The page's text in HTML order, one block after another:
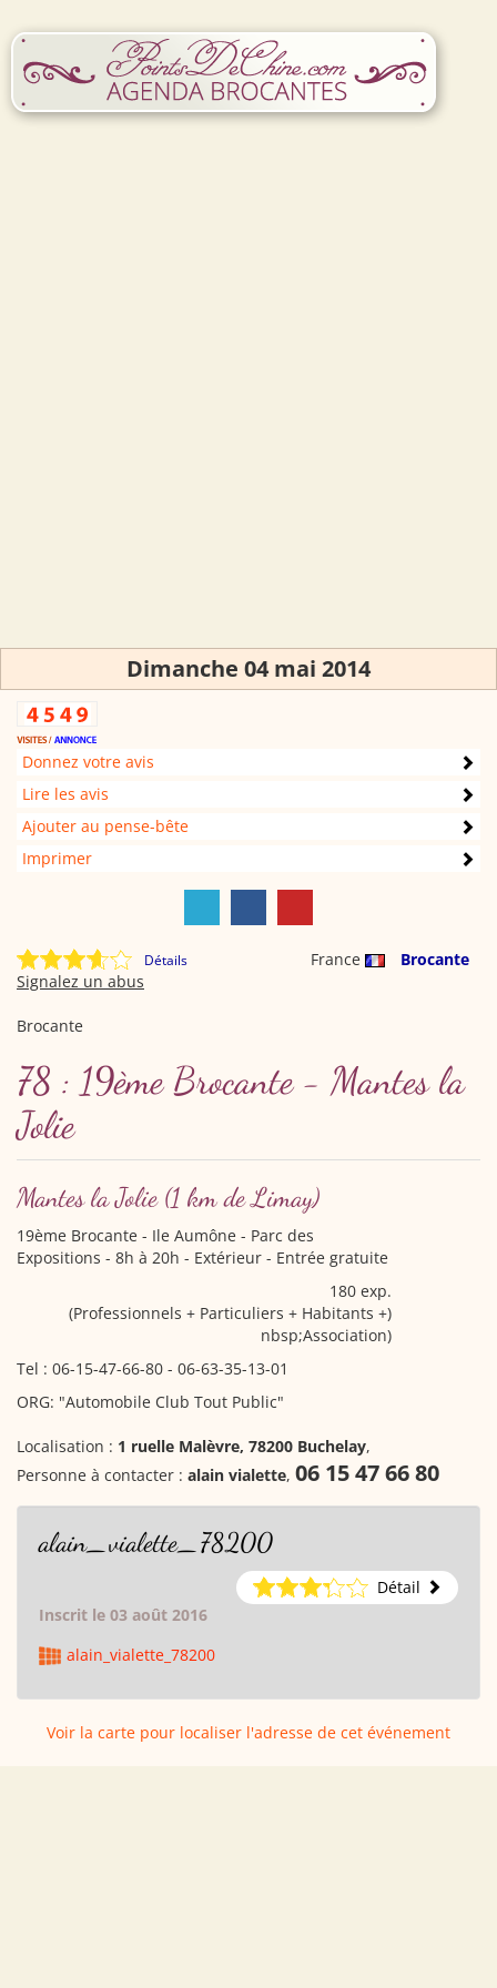
Dimanche 04 mai 2014
Donnez votre avis
Lire les avis
Ajouter au pense-bête
Imprimer
Détails France
Brocante
Signalez un abus
Brocante
78 : 19ème Brocante - Mantes la
Jolie
Mantes la Jolie (1 km de Limay)
19ème Brocante - Ile Aumône - Parc des
Expositions - 8h à 20h - Extérieur - Entrée gratuite
180 exp.
(Professionnels + Particuliers + Habitants +)
nbsp;Association)
Tel : 06-15-47-66-80 - 06-63-35-13-01
ORG: "Automobile Club Tout Public"
Localisation : 1 ruelle Malèvre, 78200 Buchelay,
Personne à contacter : alain vialette, 06 15 47 66 80
alain_vialette_78200
Détail
Inscrit le 03 août 2016
alain_vialette_78200
Voir la carte pour localiser l'adresse de cet événement